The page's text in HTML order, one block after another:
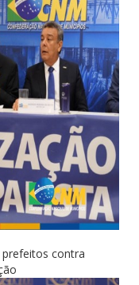
contra